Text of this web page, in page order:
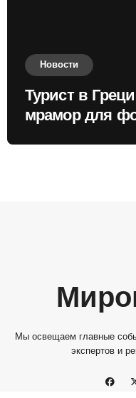
Новости
Турист в
мрамор для
Мы освещаем главные
экспертов и